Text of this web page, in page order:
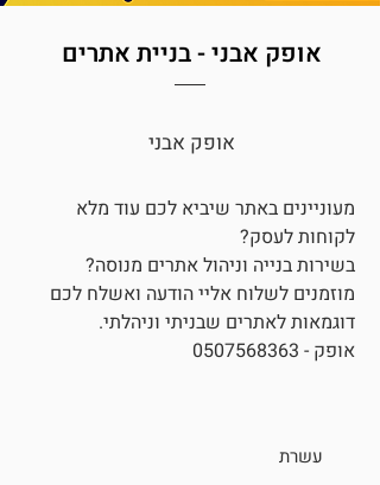
אופק אבני - בניית אתרים
אופק אבני
מעוניינים באתר שיביא לכם עוד מלא
לקוחות לעסק?
בשירות בנייה וניהול אתרים מנוסה?
מוזמנים לשלוח אליי הודעה ואשלח לכם
דוגמאות לאתרים שבניתי וניהלתי.
אופק - 0507568363
עשרת